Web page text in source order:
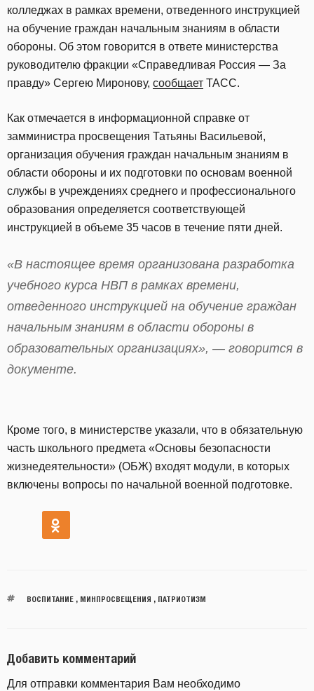
колледжах в рамках времени, отведенного инструкцией
на обучение граждан начальным знаниям в области
обороны. Об этом говорится в ответе министерства
руководителю фракции «Справедливая Россия — За
правду» Сергею Миронову, сообщает ТАСС.
Как отмечается в информационной справке от
замминистра просвещения Татьяны Васильевой,
организация обучения граждан начальным знаниям в
области обороны и их подготовки по основам военной
службы в учреждениях среднего и профессионального
образования определяется соответствующей
инструкцией в объеме 35 часов в течение пяти дней.
«В настоящее время организована разработка
учебного курса НВП в рамках времени,
отведенного инструкцией на обучение граждан
начальным знаниям в области обороны в
образовательных организациях», — говорится в
документе.
Кроме того, в министерстве указали, что в обязательную
часть школьного предмета «Основы безопасности
жизнедеятельности» (ОБЖ) входят модули, в которых
включены вопросы по начальной военной подготовке.
ВОСПИТАНИЕ, МИНПРОСВЕЩЕНИЯ , ПАТРИОТИЗМ
Добавить комментарий
Для отправки комментария Вам необходимо